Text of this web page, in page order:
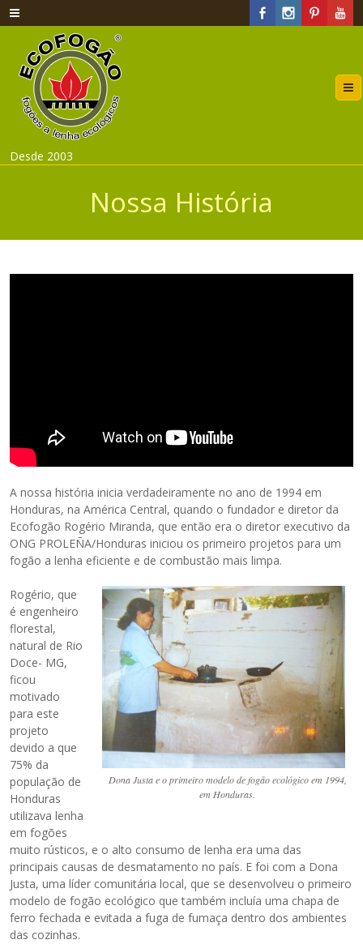
Desde 2003
Nossa História
A nossa história inicia verdadeiramente no ano de 1994 em
Honduras, na América Central, quando o fundador e diretor da
Ecofogão Rogério Miranda, que então era o diretor executivo da
ONG PROLEÑA/Honduras iniciou os primeiro projetos para um
fogão a lenha eficiente e de combustão mais limpa.
Dona Justa e o primeiro modelo de fogão ecológico em 1994,
em Honduras.
Rogério, que
é engenheiro
florestal,
natural de Rio
Doce- MG,
ficou
motivado
para este
projeto
devido a que
75% da
população de
Honduras
utilizava lenha
em fogões
muito rústicos, e o alto consumo de lenha era uma das
principais causas de desmatamento no país. E foi com a Dona
Justa, uma líder comunitária local, que se desenvolveu o primeiro
modelo de fogão ecológico que também incluía uma chapa de
ferro fechada e evitada a fuga de fumaça dentro dos ambientes
das cozinhas.